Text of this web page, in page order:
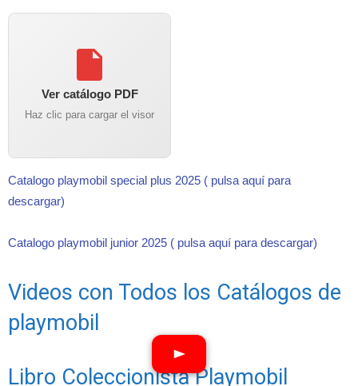
Ver catálogo PDF
Haz clic para cargar el visor
Catalogo playmobil special plus 2025 ( pulsa aquí para
descargar)
Catalogo playmobil junior 2025 ( pulsa aquí para descargar)
Videos con Todos los Catálogos de
playmobil
Libro Coleccionista Playmobil